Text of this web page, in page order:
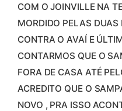
COM O JOINVILLE NA
MORDIDO PELAS DUAS
CONTRA O AVAÍ E
CONTARMOS QUE O
FORA DE CASA ATÉ
ACREDITO QUE O
NOVO , PRA ISSO